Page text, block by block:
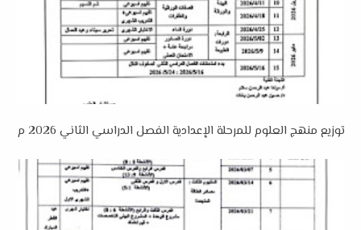
توزيع منهج العلوم للمرحلة الإعدادية الفصل الدراسي الثاني 2026 م